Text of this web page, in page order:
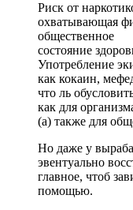
Риск от
охватывающая
общественное
состояние
Употребление
как кокаин,
что ль
как для
(а) также для
Но даже у
эвентуально
главное, чтоб
помощью.